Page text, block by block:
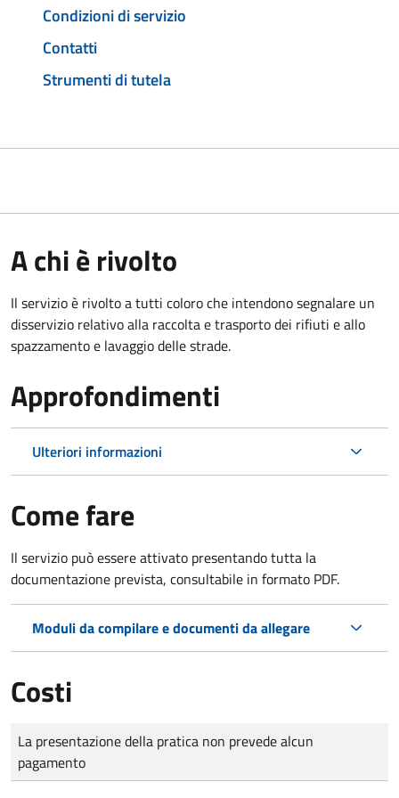
Condizioni di servizio
Contatti
Strumenti di tutela
A chi è rivolto
Il servizio è rivolto a tutti coloro che intendono segnalare un
disservizio relativo alla raccolta e trasporto dei rifiuti e allo
spazzamento e lavaggio delle strade.
Approfondimenti
Ulteriori informazioni
Come fare
Il servizio può essere attivato presentando tutta la
documentazione prevista, consultabile in formato PDF.
Moduli da compilare e documenti da allegare
Costi
Tipo di pagamento
Importo
La presentazione della pratica non prevede alcun
pagamento